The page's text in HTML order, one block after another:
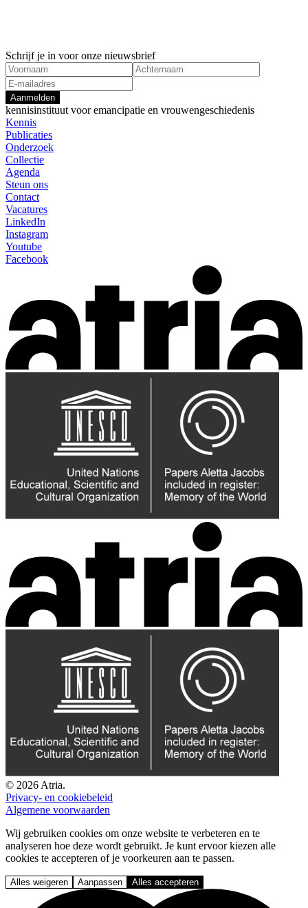
Schrijf je in voor onze nieuwsbrief
Aanmelden
kennisinstituut voor emancipatie en vrouwengeschiedenis
Kennis
Publicaties
Onderzoek
Collectie
Agenda
Steun ons
Contact
Vacatures
LinkedIn
Instagram
Youtube
Facebook
© 2026 Atria.
Privacy- en cookiebeleid
Algemene voorwaarden
Wij gebruiken cookies om onze website te verbeteren en te
analyseren hoe deze wordt gebruikt. Je kunt ervoor kiezen alle
cookies te accepteren of je voorkeuren aan te passen.
Alles weigeren Aanpassen Alles accepteren